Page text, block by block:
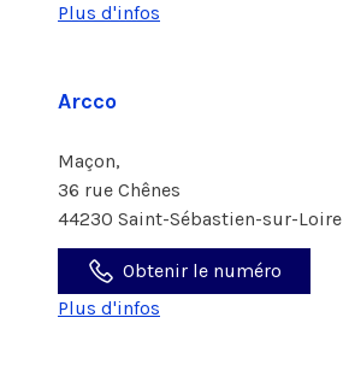
Plus d'infos
Arcco
Maçon,
36 rue Chênes
44230 Saint-Sébastien-sur-Loire
Obtenir le numéro
Plus d'infos